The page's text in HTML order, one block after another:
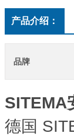
产品介绍：
品牌
SITEMA
德国